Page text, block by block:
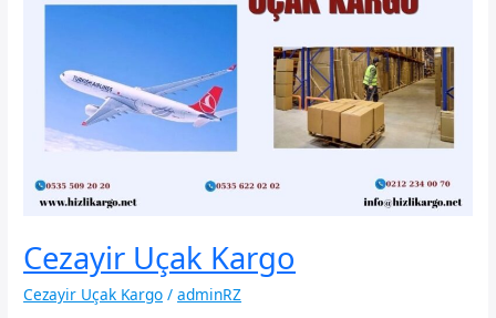
Cezayir Uçak Kargo
Cezayir Uçak Kargo /adminRZ